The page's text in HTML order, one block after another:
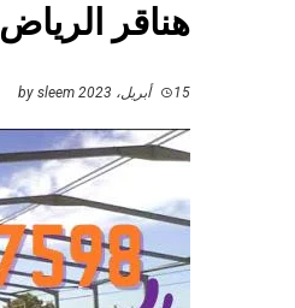
هناقر الرياض
15 أبريل، 2023 sleem